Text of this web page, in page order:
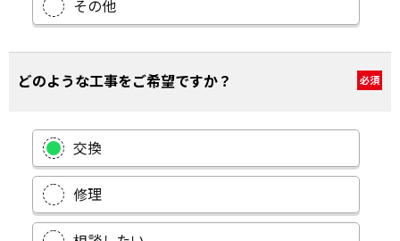
その他
どのような工事をご希望ですか？ 必須
交換
修理